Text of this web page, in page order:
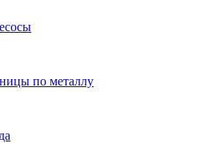
по металлу